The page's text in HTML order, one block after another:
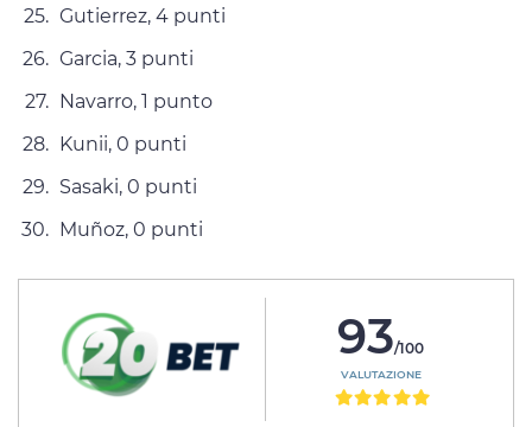
Gutierrez, 4 punti
Garcia, 3 punti
Navarro, 1 punto
Kunii, 0 punti
Sasaki, 0 punti
Muñoz, 0 punti
93/100
VALUTAZIONE